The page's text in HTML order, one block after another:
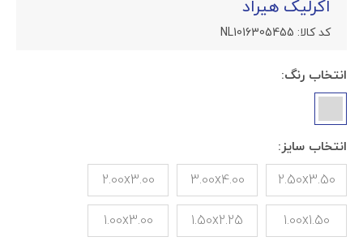
اکرلیک هیراد
کد کالا: NL1016305455
انتخاب رنگ:
انتخاب سایز:
2.50x3.50
3.00x4.00
2.00x3.00
1.00x1.50
1.50x2.25
1.00x3.00